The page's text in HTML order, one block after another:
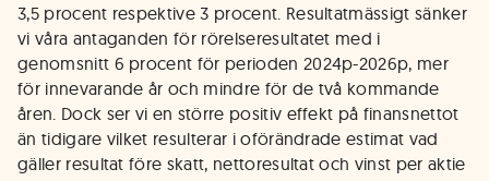
3,5 procent respektive 3 procent. Resultatmässigt sänker
vi våra antaganden för rörelseresultatet med i
genomsnitt 6 procent för perioden 2024p-2026p, mer
för innevarande år och mindre för de två kommande
åren. Dock ser vi en större positiv effekt på finansnettot
än tidigare vilket resulterar i oförändrade estimat vad
gäller resultat före skatt, nettoresultat och vinst per aktie